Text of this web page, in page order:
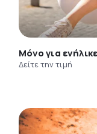
Μόνο για
Δείτε την τιμή